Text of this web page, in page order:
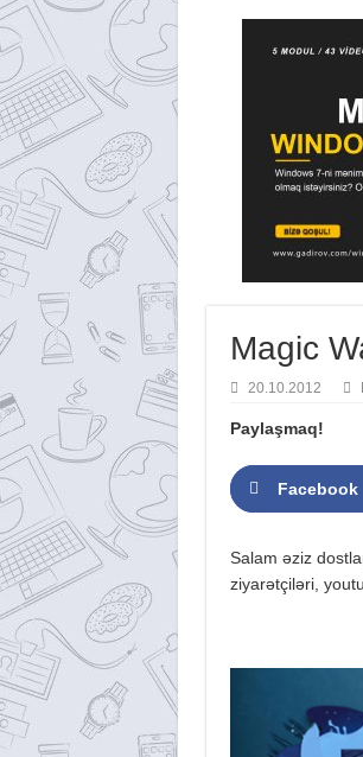
Magic
20.10.2012
Paylaşmaq!
Facebook
Salam əziz
ziyarətçiləri,